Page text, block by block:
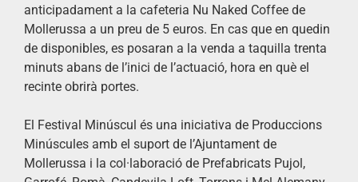
anticipadament a la cafeteria Nu Naked Coffee de
Mollerussa a un preu de 5 euros. En cas que en quedin
de disponibles, es posaran a la venda a taquilla trenta
minuts abans de l’inici de l’actuació, hora en què el
recinte obrirà portes.
El Festival Minúscul és una iniciativa de Produccions
Minúscules amb el suport de l’Ajuntament de
Mollerussa i la col·laboració de Prefabricats Pujol,